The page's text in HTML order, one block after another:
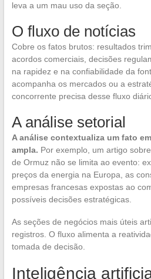
leva a um mau uso da seção.
O fluxo de notícias
Cobre os fatos brutos: resultados
acordos comerciais, decisões
na rapidez e na confiabilidade da
acompanha os mercados ou a
concorrente precisa desse fluxo
A análise setorial
A análise contextualiza um fato
ampla. Por exemplo, um artigo
de Ormuz não se limita ao evento:
preços da energia na Europa, as
empresas francesas expostas ao
possíveis decisões estratégicas.
As seções de negócios mais úteis
registros. O fluxo alimenta a
tomada de decisão.
Inteligência